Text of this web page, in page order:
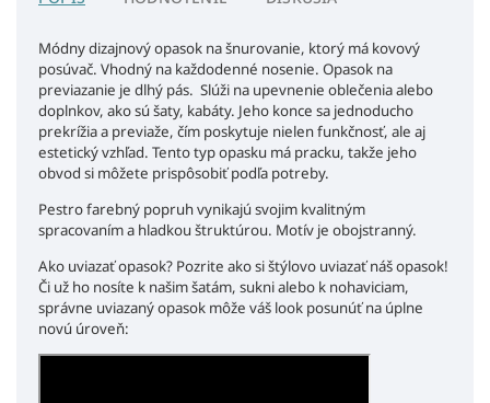
Módny dizajnový opasok na šnurovanie, ktorý má kovový
posúvač. Vhodný na každodenné nosenie. Opasok na
previazanie je dlhý pás. Slúži na upevnenie oblečenia alebo
doplnkov, ako sú šaty, kabáty. Jeho konce sa jednoducho
prekrížia a previaže, čím poskytuje nielen funkčnosť, ale aj
estetický vzhľad. Tento typ opasku má pracku, takže jeho
obvod si môžete prispôsobiť podľa potreby.
Pestro farebný popruh vynikajú svojim kvalitným
spracovaním a hladkou štruktúrou. Motív je obojstranný.
Ako uviazať opasok? Pozrite ako si štýlovo uviazať náš opasok!
Či už ho nosíte k našim šatám, sukni alebo k nohaviciam,
správne uviazaný opasok môže váš look posunúť na úplne
novú úroveň: